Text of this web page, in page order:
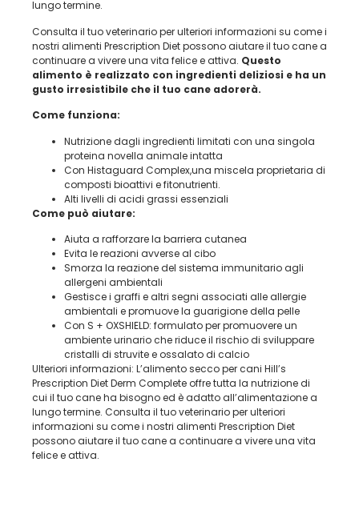
lungo termine.
Consulta il tuo veterinario per ulteriori informazioni su come i
nostri alimenti Prescription Diet possono aiutare il tuo cane a
continuare a vivere una vita felice e attiva. Questo
alimento è realizzato con ingredienti deliziosi e ha un
gusto irresistibile che il tuo cane adorerà.
Come funziona:
Nutrizione dagli ingredienti limitati con una singola
proteina novella animale intatta
Con Histaguard Complex,una miscela proprietaria di
composti bioattivi e fitonutrienti.
Alti livelli di acidi grassi essenziali
Come può aiutare:
Aiuta a rafforzare la barriera cutanea
Evita le reazioni avverse al cibo
Smorza la reazione del sistema immunitario agli
allergeni ambientali
Gestisce i graffi e altri segni associati alle allergie
ambientali e promuove la guarigione della pelle
Con S + OXSHIELD: formulato per promuovere un
ambiente urinario che riduce il rischio di sviluppare
cristalli di struvite e ossalato di calcio
Ulteriori informazioni: L’alimento secco per cani Hill’s
Prescription Diet Derm Complete offre tutta la nutrizione di
cui il tuo cane ha bisogno ed è adatto all’alimentazione a
lungo termine. Consulta il tuo veterinario per ulteriori
informazioni su come i nostri alimenti Prescription Diet
possono aiutare il tuo cane a continuare a vivere una vita
felice e attiva.